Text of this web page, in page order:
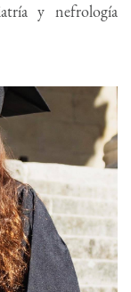
y nefrología